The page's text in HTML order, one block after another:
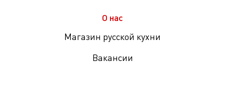
О нас
Магазин русской кухни
Вакансии